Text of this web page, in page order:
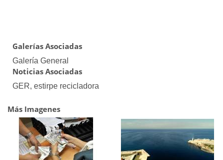
Galerías Asociadas
Galería General
Noticias Asociadas
GER, estirpe recicladora
Más Imagenes